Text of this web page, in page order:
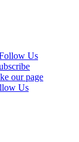
Us
our page
Us